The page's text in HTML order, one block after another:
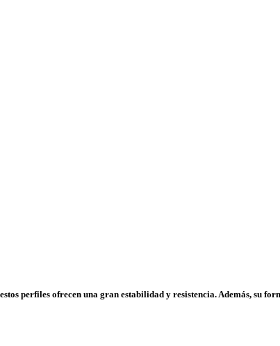
perfiles ofrecen una gran estabilidad y resistencia. Además, su